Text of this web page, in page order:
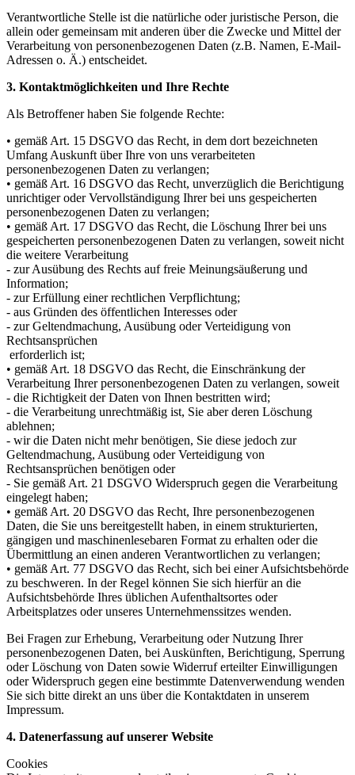
Verantwortliche Stelle ist die natürliche oder juristische Person, die
allein oder gemeinsam mit anderen über die Zwecke und Mittel der
Verarbeitung von personenbezogenen Daten (z.B. Namen, E-Mail-
Adressen o. Ä.) entscheidet.
3. Kontaktmöglichkeiten und Ihre Rechte
Als Betroffener haben Sie folgende Rechte:
• gemäß Art. 15 DSGVO das Recht, in dem dort bezeichneten
Umfang Auskunft über Ihre von uns verarbeiteten
personenbezogenen Daten zu verlangen;
• gemäß Art. 16 DSGVO das Recht, unverzüglich die Berichtigung
unrichtiger oder Vervollständigung Ihrer bei uns gespeicherten
personenbezogenen Daten zu verlangen;
• gemäß Art. 17 DSGVO das Recht, die Löschung Ihrer bei uns
gespeicherten personenbezogenen Daten zu verlangen, soweit nicht
die weitere Verarbeitung
- zur Ausübung des Rechts auf freie Meinungsäußerung und
Information;
- zur Erfüllung einer rechtlichen Verpflichtung;
- aus Gründen des öffentlichen Interesses oder
- zur Geltendmachung, Ausübung oder Verteidigung von
Rechtsansprüchen
erforderlich ist;
• gemäß Art. 18 DSGVO das Recht, die Einschränkung der
Verarbeitung Ihrer personenbezogenen Daten zu verlangen, soweit
- die Richtigkeit der Daten von Ihnen bestritten wird;
- die Verarbeitung unrechtmäßig ist, Sie aber deren Löschung
ablehnen;
- wir die Daten nicht mehr benötigen, Sie diese jedoch zur
Geltendmachung, Ausübung oder Verteidigung von
Rechtsansprüchen benötigen oder
- Sie gemäß Art. 21 DSGVO Widerspruch gegen die Verarbeitung
eingelegt haben;
• gemäß Art. 20 DSGVO das Recht, Ihre personenbezogenen
Daten, die Sie uns bereitgestellt haben, in einem strukturierten,
gängigen und maschinenlesebaren Format zu erhalten oder die
Übermittlung an einen anderen Verantwortlichen zu verlangen;
• gemäß Art. 77 DSGVO das Recht, sich bei einer Aufsichtsbehörde
zu beschweren. In der Regel können Sie sich hierfür an die
Aufsichtsbehörde Ihres üblichen Aufenthaltsortes oder
Arbeitsplatzes oder unseres Unternehmenssitzes wenden.
Bei Fragen zur Erhebung, Verarbeitung oder Nutzung Ihrer
personenbezogenen Daten, bei Auskünften, Berichtigung, Sperrung
oder Löschung von Daten sowie Widerruf erteilter Einwilligungen
oder Widerspruch gegen eine bestimmte Datenverwendung wenden
Sie sich bitte direkt an uns über die Kontaktdaten in unserem
Impressum.
4. Datenerfassung auf unserer Website
Cookies